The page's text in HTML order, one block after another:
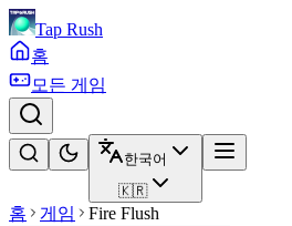
Tap Rush
홈
모든 게임
한국어
🇰🇷
홈 게임 Fire Flush